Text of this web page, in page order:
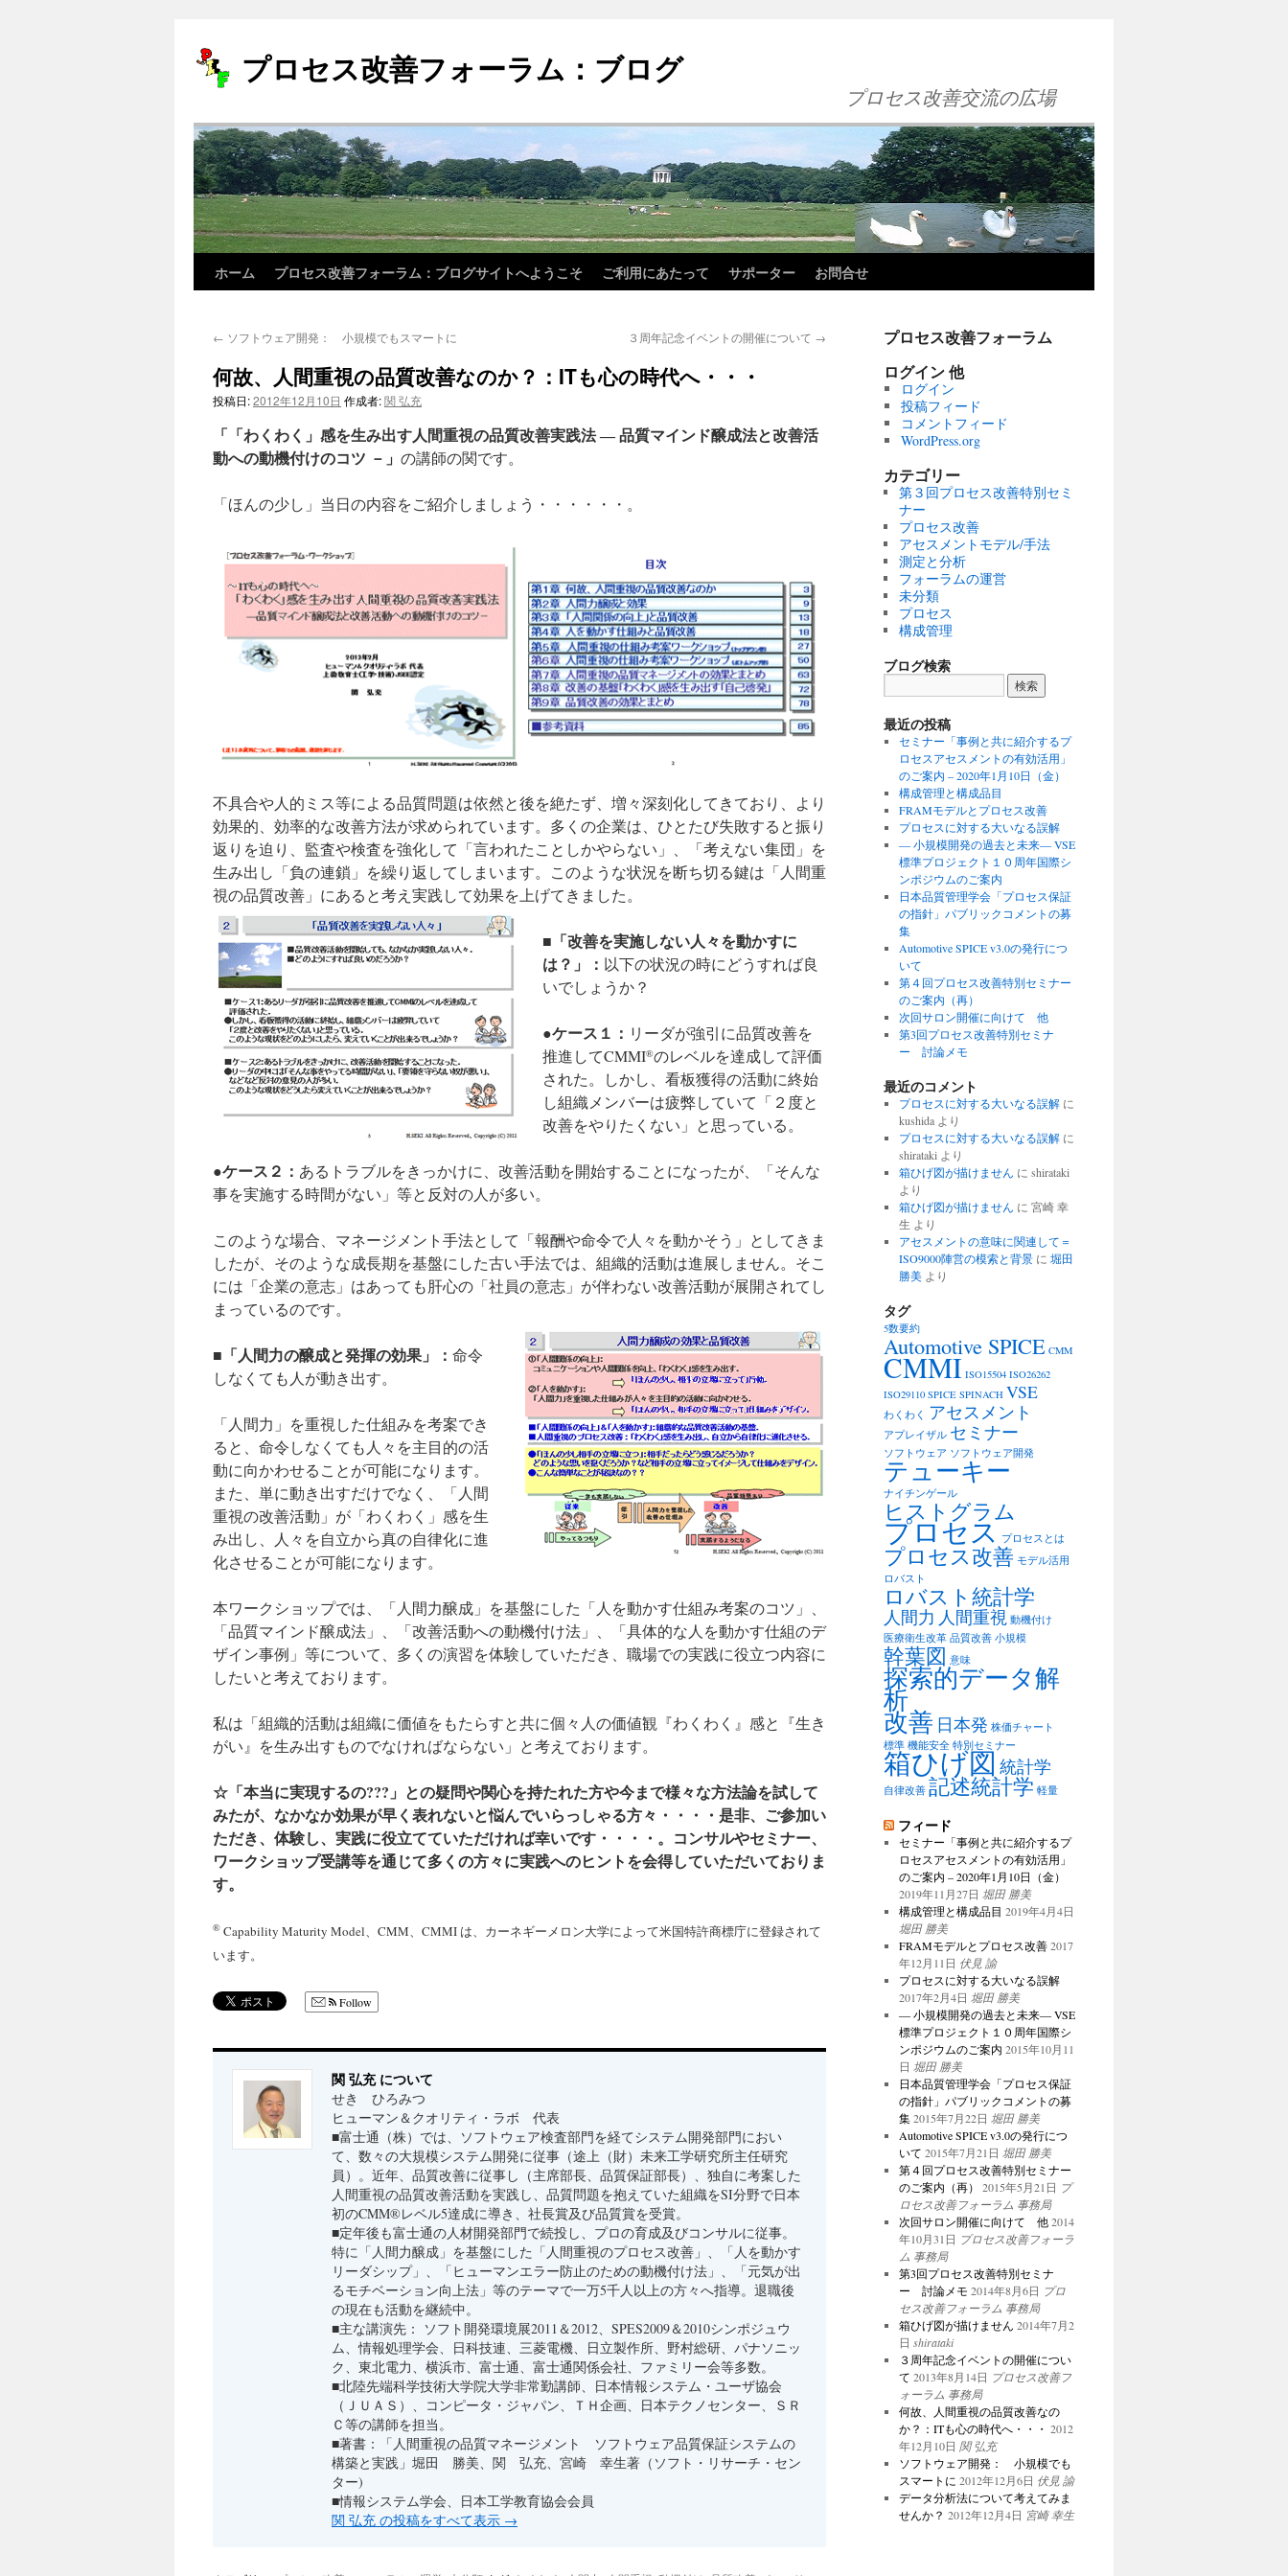
プロセス改善フォーラム：ブログ
プロセス改善交流の広場
ン
へ
ホーム プロセス改善フォーラム：ブログサイトへようこそ ご利用にあたって サポーター お問合せ
← ソフトウェア開発： 小規模でもスマートに ３周年記念イベントの開催について →
何故、人間重視の品質改善なのか？：ITも心の時代へ・・・
投稿日:2012年12月10日 作成者:関 弘充
「「わくわく」感を生み出す人間重視の品質改善実践法 ― 品質マインド醸成法と改善活
動への動機付けのコツ －」 の講師の関です。
「ほんの少し」当日の内容をご紹介しましょう・・・・・・。
不具合や人的ミス等による品質問題は依然と後を絶たず、増々深刻化してきており、より
効果的、効率的な改善方法が求められています。多くの企業は、ひとたび失敗すると振り
返りを迫り、監査や検査を強化して「言われたことしかやらない」、「考えない集団」を
生み出し「負の連鎖」を繰り返してしまいます。このような状況を断ち切る鍵は「人間重
視の品質改善」にあると考え実践して効果を上げてきました。
■「改善を実施しない人々を動かすに
は？」： 以下の状況の時にどうすれば良
いでしょうか？
●ケース１： リーダが強引に品質改善を
推進してCMMI®のレベルを達成して評価
された。しかし、看板獲得の活動に終始
し組織メンバーは疲弊していて「２度と
改善をやりたくない」と思っている。
●ケース２： あるトラブルをきっかけに、改善活動を開始することになったが、「そんな
事を実施する時間がない」等と反対の人が多い。
このような場合、マネージメント手法として「報酬や命令で人々を動かそう」としてきま
したが、そのような成長期を基盤にした古い手法では、組織的活動は進展しません。そこ
には「企業の意志」はあっても肝心の「社員の意志」が伴わない改善活動が展開されてし
まっているのです。
■ 「人間力の醸成と発揮の効果」： 命令
しなくても人が動き出す。
「人間力」を重視した仕組みを考案でき
ると、命令しなくても人々を主目的の活
動に向かわせることが可能になります。
また、単に動き出すだけでなく、「人間
重視の改善活動」が「わくわく」感を生
み出し、人々を自立から真の自律化に進
化させることが可能になります。
本ワークショップでは、「人間力醸成」を基盤にした「人を動かす仕組み考案のコツ」、
「品質マインド醸成法」、「改善活動への動機付け法」、「具体的な人を動かす仕組のデ
ザイン事例」等について、多くの演習を体験していただき、職場での実践に役立つ内容に
したいと考えております。
私は「組織的活動は組織に価値をもたらすと共に個々人の価値観『わくわく』感と『生き
がい』を生み出すものでなければならない」と考えております。
☆「本当に実現するの???」との疑問や関心を持たれた方や今まで様々な方法論を試して
みたが、なかなか効果が早く表れないと悩んでいらっしゃる方々・・・・是非、ご参加い
ただき、体験し、実践に役立てていただければ幸いです・・・・。コンサルやセミナー、
ワークショップ受講等を通じて多くの方々に実践へのヒントを会得していただいておりま
す。
® Capability Maturity Model、CMM、CMMI は、カーネギーメロン大学によって米国特許商標庁に登録されて
います。
Follow
関 弘充 について
せき ひろみつ
ヒューマン＆クオリティ・ラボ 代表
■富士通（株）では、ソフトウェア検査部門を経てシステム開発部門におい
て、数々の大規模システム開発に従事（途上（財）未来工学研究所主任研究
員）。近年、品質改善に従事し（主席部長、品質保証部長）、独自に考案した
人間重視の品質改善活動を実践し、品質問題を抱えていた組織をSI分野で日本
初のCMM®レベル5達成に導き、社長賞及び品質賞を受賞。
■定年後も富士通の人材開発部門で続投し、プロの育成及びコンサルに従事。
特に「人間力醸成」を基盤にした「人間重視のプロセス改善」、「人を動かす
リーダシップ」、「ヒューマンエラー防止のための動機付け法」、「元気が出
るモチベーション向上法」等のテーマで一万5千人以上の方々へ指導。退職後
の現在も活動を継続中。
■主な講演先： ソフト開発環境展2011＆2012、SPES2009＆2010シンポジュウ
ム、情報処理学会、日科技連、三菱電機、日立製作所、野村総研、パナソニッ
ク、東北電力、横浜市、富士通、富士通関係会社、ファミリー会等多数。
■北陸先端科学技術大学院大学非常勤講師、日本情報システム・ユーザ協会
（ＪＵＡＳ）、コンピータ・ジャパン、ＴＨ企画、日本テクノセンター、ＳＲ
Ｃ等の講師を担当。
■著書：「人間重視の品質マネージメント ソフトウェア品質保証システムの
構築と実践」堀田 勝美、関 弘充、宮崎 幸生著（ソフト・リサーチ・セン
ター)
■情報システム学会、日本工学教育協会会員
関 弘充 の投稿をすべて表示 →
プロセス改善フォーラム
ログイン 他
ログイン
投稿フィード
コメントフィード
WordPress.org
カテゴリー
第３回プロセス改善特別セミ
ナー
プロセス改善
アセスメントモデル/手法
測定と分析
フォーラムの運営
未分類
プロセス
構成管理
ブログ検索
最近の投稿
セミナー「事例と共に紹介するプ
ロセスアセスメントの有効活用」
のご案内 – 2020年1月10日（金）
構成管理と構成品目
FRAMモデルとプロセス改善
プロセスに対する大いなる誤解
― 小規模開発の過去と未来― VSE
標準プロジェクト１０周年国際シ
ンポジウムのご案内
日本品質管理学会「プロセス保証
の指針」パブリックコメントの募
集
Automotive SPICE v3.0の発行につ
いて
第４回プロセス改善特別セミナー
のご案内（再）
次回サロン開催に向けて 他
第3回プロセス改善特別セミナ
ー 討論メモ
最近のコメント
プロセスに対する大いなる誤解に
kushidaより
プロセスに対する大いなる誤解に
shirataki より
箱ひげ図が描けません に shirataki
より
箱ひげ図が描けません に 宮崎 幸
生 より
アセスメントの意味に関連して＝
ISO9000陣営の模索と背景に 堀田
勝美より
タグ
5数要約
Automotive SPICE CMM
CMMI ISO15504 ISO26262
ISO29110 SPICE SPINACH VSE
わくわく アセスメント
アプレイザル セミナー
ソフトウェア ソフトウェア開発
テューキー
ナイチンゲール
ヒストグラム
プロセス プロセスとは
プロセス改善 モデル活用
ロバスト
ロバスト統計学
人間力 人間重視 動機付け
医療衛生改革 品質改善 小規模
幹葉図 意味
探索的データ解
析
改善 日本発 株価チャート
標準 機能安全 特別セミナー
箱ひげ図 統計学
自律改善 記述統計学 軽量
フィード
セミナー「事例と共に紹介するプ
ロセスアセスメントの有効活用」
のご案内 – 2020年1月10日（金）
2019年11月27日 堀田 勝美
構成管理と構成品目 2019年4月4日
堀田 勝美
FRAMモデルとプロセス改善 2017
年12月11日 伏見 諭
プロセスに対する大いなる誤解
2017年2月4日 堀田 勝美
― 小規模開発の過去と未来― VSE
標準プロジェクト１０周年国際シ
ンポジウムのご案内 2015年10月11
日 堀田 勝美
日本品質管理学会「プロセス保証
の指針」パブリックコメントの募
集 2015年7月22日 堀田 勝美
Automotive SPICE v3.0の発行につ
いて 2015年7月21日 堀田 勝美
第４回プロセス改善特別セミナー
のご案内（再）
2015年5月21日 プ
ロセス改善フォーラム 事務局
次回サロン開催に向けて 他 2014
年10月31日 プロセス改善フォーラ
ム 事務局
第3回プロセス改善特別セミナ
ー 討論メモ 2014年8月6日 プロ
セス改善フォーラム 事務局
箱ひげ図が描けません 2014年7月2
日 shirataki
３周年記念イベントの開催につい
て 2013年8月14日 プロセス改善フ
ォーラム 事務局
何故、人間重視の品質改善なの
か？：ITも心の時代へ・・・ 2012
年12月10日 関 弘充
ソフトウェア開発： 小規模でも
スマートに 2012年12月6日 伏見 諭
データ分析法について考えてみま
せんか？ 2012年12月4日 宮崎 幸生